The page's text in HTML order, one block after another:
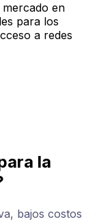
en
para los
a redes
la
bajos costos